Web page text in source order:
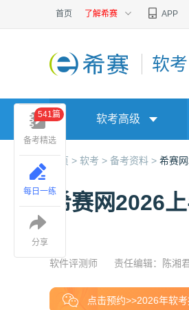
首页 了解希赛 APP
软考
软考高级
首页 > 软考 > 备考资料 > 希赛
希赛网2026
软件评测师 责任编辑：陈湘
点击预约>>2026年软
备考精选
541篇
每日一练
分享